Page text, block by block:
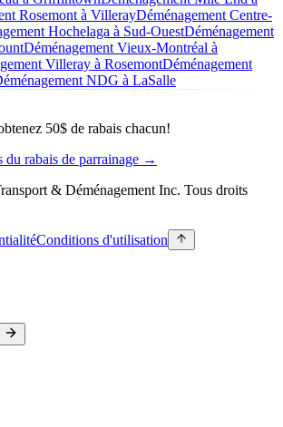
Rosemont à VillerayDéménagement Centre-
Hochelaga à Sud-OuestDéménagement
Déménagement Vieux-Montréal à
Villeray à RosemontDéménagement
NDG à LaSalle
50$ de rabais chacun!
du rabais de parrainage →
& Déménagement Inc. Tous droits
Conditions d'utilisation